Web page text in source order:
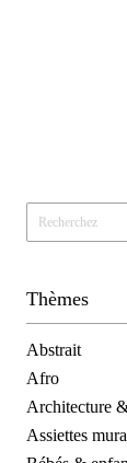
Thèmes
Abstrait
Afro
Architecture
Assiettes